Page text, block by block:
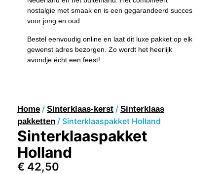
nostalgie met smaak en is een gegarandeerd succes
voor jong en oud.
Bestel eenvoudig online en laat dit luxe pakket op elk
gewenst adres bezorgen. Zo wordt het heerlijk
avondje écht een feest!
Home / Sinterklaas-kerst / Sinterklaas
pakketten / Sinterklaaspakket Holland
Sinterklaaspakket
Holland
€ 42,50